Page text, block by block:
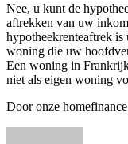
Nee, u kunt de
aftrekken van uw
hypotheekrenteaftrek is
woning die uw
Een woning in
niet als eigen woning
Door onze